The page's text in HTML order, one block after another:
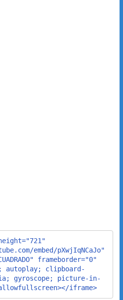
embed/pXwjIqNCaJo"
frameborder="0"
autoplay; clipboard-
gyroscope; picture-in-
iframe>